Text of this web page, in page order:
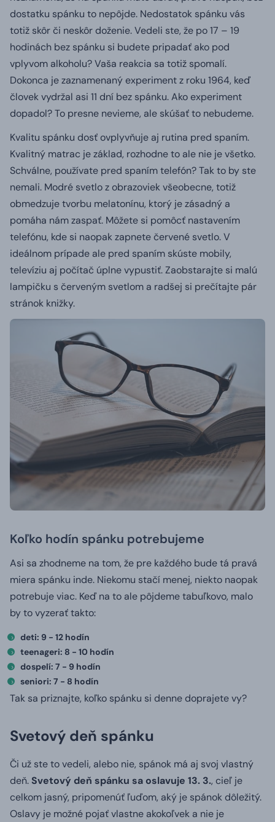
dostatku spánku to nepôjde. Nedostatok spánku vás
totiž skôr či neskôr doženie.Vedeli ste, že po 17 – 19
hodinách bez spánku si budete pripadať ako pod
vplyvom alkoholu?Vaša reakcia sa totiž spomalí.
Dokonca je zaznamenaný experiment z roku 1964, keď
človek vydržal asi 11 dní bez spánku.Ako experiment
dopadol?To presne nevieme, ale skúšať to nebudeme.
Kvalitu spánku dosť ovplyvňuje aj rutina pred spaním.
Kvalitný matrac je základ, rozhodne to ale nie je všetko.
Schválne, používate pred spaním telefón?Tak to by ste
nemali. Modré svetlo z obrazoviek všeobecne, totiž
obmedzuje tvorbu melatonínu, ktorý je zásadný a
pomáha nám zaspať. Môžete si pomôcť nastavením
telefónu, kde si naopak zapnete červené svetlo.V
ideálnom prípade ale pred spaním skúste mobily,
televíziu aj počítač úplne vypustiť.Zaobstarajte si malú
lampičku s červeným svetlom a radšej si prečítajte pár
stránok knižky.
Koľko hodín spánku potrebujeme
Asi sa zhodneme na tom, že pre každého bude tá pravá
miera spánku inde. Niekomu stačí menej, niekto naopak
potrebuje viac. Keď na to ale pôjdeme tabuľkovo, malo
by to vyzerať takto:
deti: 9 - 12 hodín
teenageri: 8 - 10 hodín
dospelí: 7 - 9 hodín
seniori: 7 - 8 hodín
Tak sa priznajte, koľko spánku si denne doprajete vy?
Svetový deň spánku
Či už ste to vedeli, alebo nie, spánok má aj svoj vlastný
deň. Svetový deň spánku sa oslavuje 13. 3., cieľ je
celkom jasný, pripomenúť ľuďom, aký je spánok dôležitý.
Oslavy je možné pojať vlastne akokoľvek a nie je